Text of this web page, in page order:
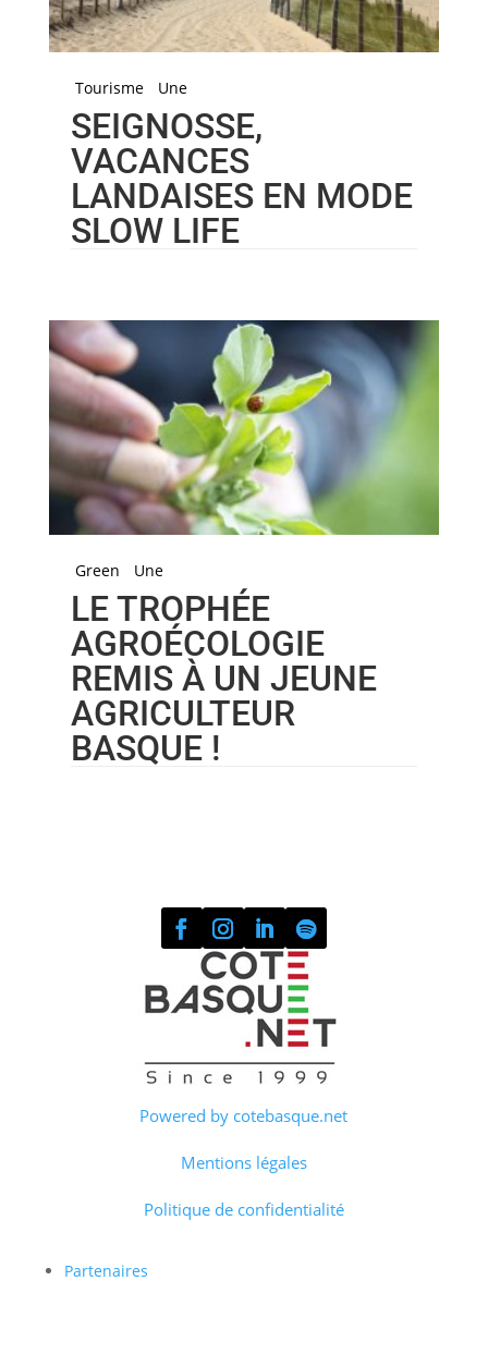
Tourisme Une
SEIGNOSSE,
VACANCES
LANDAISES EN MODE
SLOW LIFE
Green Une
LE TROPHÉE
AGROÉCOLOGIE
REMIS À UN JEUNE
AGRICULTEUR
BASQUE !
Powered by cotebasque.net
Mentions légales
Politique de confidentialité
Partenaires